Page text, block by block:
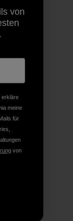
von
erkläre
meine
für
von